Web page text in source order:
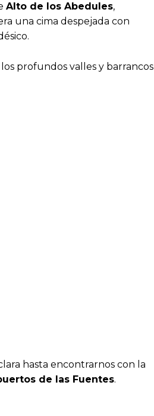
Alto de los Abedules,
una cima despejada con
profundos valles y barrancos
hasta encontrarnos con la
de las Fuentes.